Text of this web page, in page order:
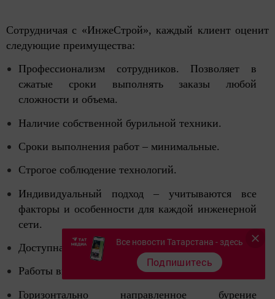
Сотрудничая с «ИнжеСтрой», каждый клиент оценит
следующие преимущества:
Профессионализм сотрудников. Позволяет в
сжатые сроки выполнять заказы любой
сложности и объема.
Наличие собственной бурильной техники.
Сроки выполнения работ – минимальные.
Строгое соблюдение технологий.
Индивидуальный подход – учитываются все
факторы и особенности для каждой инженерной
сети.
Доступная стоимость услуг.
Работы выполняются «под ключ».
Горизонтально направленное бурение
Все новости Татарстана - здесь
Подпишитесь